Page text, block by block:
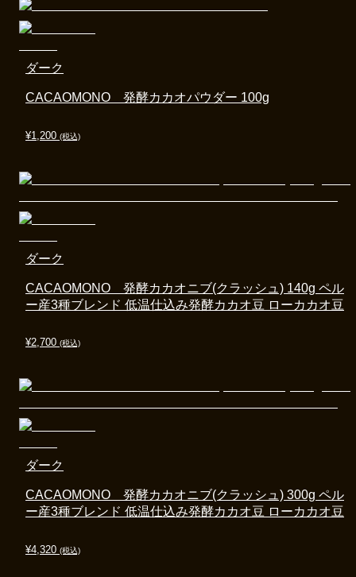
¥1,200 (税込)
CACAOMONO 発酵カカオパウダー 100g
ダーク
¥2,700 (税込)
CACAOMONO 発酵カカオニブ(クラッシュ) 140g ペル
ー産3種ブレンド 低温仕込み発酵カカオ豆 ローカカオ豆
ダーク
¥4,320 (税込)
CACAOMONO 発酵カカオニブ(クラッシュ) 300g ペル
ー産3種ブレンド 低温仕込み発酵カカオ豆 ローカカオ豆
ダーク